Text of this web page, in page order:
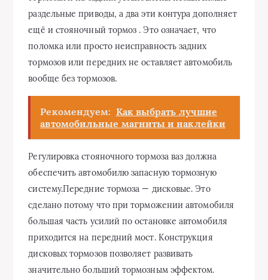
раздельные приводы, а два эти контура дополняет
ещё и стояночный тормоз . Это означает, что
поломка или просто неисправность задних
тормозов или передних не оставляет автомобиль
вообще без тормозов.
Рекомендуем: Как выбрать лучшие
автомобильные магниты и наклейки
Регулировка стояночного тормоза ваз должна
обеспечить автомобилю запасную тормозную
систему.Передние тормоза — дисковые. Это
сделано потому что при торможении автомобиля
большая часть усилий по остановке автомобиля
приходится на передний мост. Конструкция
дисковых тормозов позволяет развивать
значительно больший тормозным эффектом.